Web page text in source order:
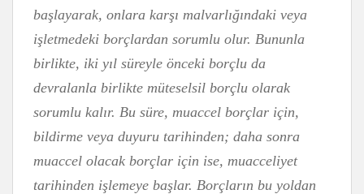
başlayarak, onlara karşı malvarlığındaki veya
işletmedeki borçlardan sorumlu olur. Bununla
birlikte, iki yıl süreyle önceki borçlu da
devralanla birlikte müteselsil borçlu olarak
sorumlu kalır. Bu süre, muaccel borçlar için,
bildirme veya duyuru tarihinden; daha sonra
muaccel olacak borçlar için ise, muacceliyet
tarihinden işlemeye başlar. Borçların bu yoldan